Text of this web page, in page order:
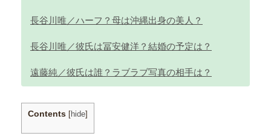
長谷川唯／ハーフ？母は沖縄出身の美人？
長谷川唯／彼氏は冨安健洋？結婚の予定は？
遠藤純／彼氏は誰？ラブラブ写真の相手は？
Contents [hide]